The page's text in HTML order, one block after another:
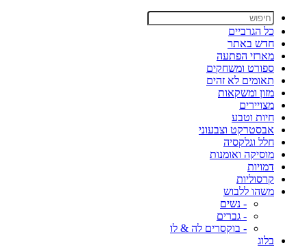
כל הגרביים
חדש באתר
מארזי הפתעה
ספורט ומשחקים
תאומים לא זהים
מזון ומשקאות
מצויירים
חיות וטבע
אבסטרקט וצבעוני
חלל וגלקסיה
מוסיקה ואומנות
דמויות
קרסוליות
משהו ללבוש
- נשים
- גברים
- בוקסרים לה & לו
בלוג